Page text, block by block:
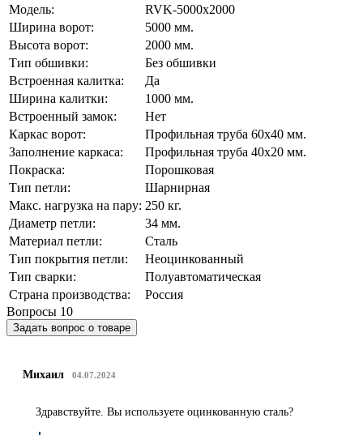
Модель:
RVK-5000x2000
Ширина ворот:
5000 мм.
Высота ворот:
2000 мм.
Тип обшивки:
Без обшивки
Встроенная калитка:
Да
Ширина калитки:
1000 мм.
Встроенный замок:
Нет
Каркас ворот:
Профильная труба 60x40 мм.
Заполнение каркаса:
Профильная труба 40x20 мм.
Покраска:
Порошковая
Тип петли:
Шарнирная
Макс. нагрузка на пару: 250 кг.
Диаметр петли:
34 мм.
Материал петли:
Сталь
Тип покрытия петли:
Неоцинкованный
Тип сварки:
Полуавтоматическая
Страна производства:
Россия
Вопросы 10
Задать вопрос о товаре
Михаил 04.07.2024
Здравствуйте. Вы используете оцинкованную сталь?